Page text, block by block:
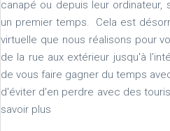
canapé ou depuis leur ordinateur,
un premier temps. Cela est
virtuelle que nous réalisons pour
de la rue aux extérieur jusqu'à
de vous faire gagner du temps
d'éviter d'en perdre avec des
savoir plus